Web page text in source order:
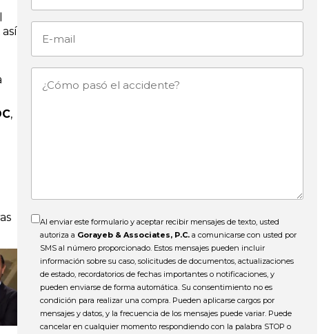
,
mail
¿Cómo
Al enviar este formulario y aceptar recibir mensajes de texto, usted
autoriza a Gorayeb & Associates, P.C. a comunicarse con usted por
SMS al número proporcionado. Estos mensajes pueden incluir
información sobre su caso, solicitudes de documentos, actualizaciones
de estado, recordatorios de fechas importantes o notificaciones, y
pueden enviarse de forma automática. Su consentimiento no es
condición para realizar una compra. Pueden aplicarse cargos por
mensajes y datos, y la frecuencia de los mensajes puede variar. Puede
cancelar en cualquier momento respondiendo con la palabra STOP o